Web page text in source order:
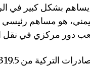
بشكل كبير في
هو مساهم رئيسي